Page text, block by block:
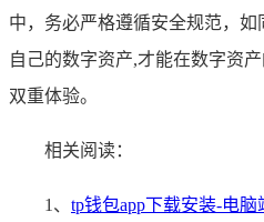
中，务必严格遵循安全规范，
自己的数字资产,才能在数字资
双重体验。
相关阅读：
1、 tp钱包app下载安装-电